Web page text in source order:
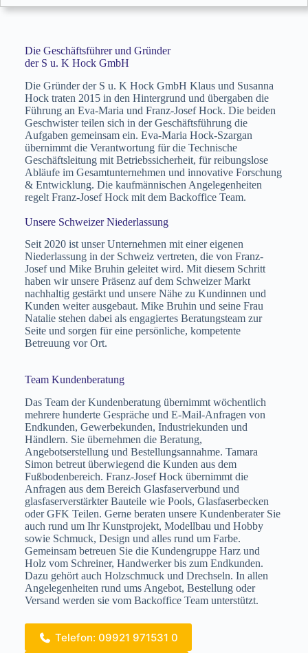
Vermarktung
2005 Patentierung
Neben der Beratungstätigkeit und den
eingegangen Kleinaufträgen bekam die S u.
K Hock GmbH bereits ein Jahr nach der
Gründung Entwicklungsaufträge
zugesprochen. Außerdem entstand bereits
Leichtbaupaletten mit Holzleim und es
wurden weitere Patente mit
ASK Chemie
GmbHfestgelegt, wobei auch ein
Exklusivvertrag zum Verkauf von neuem
Kunststoff geschlossen wurde. Die neu mit
ASK entwickelten und patentierten
Acrylharzewurden anschließend
vermarktet.
Die Geschäftsführer und Gründer
der S u. K Hock GmbH
Die Gründer der S u. K Hock GmbH Klaus und Susanna
Hock traten 2015 in den Hintergrund und übergaben die
Führung an Eva-Maria und Franz-Josef Hock. Die beiden
Geschwister teilen sich in der Geschäftsführung die
Aufgaben gemeinsam ein. Eva-Maria Hock-Szargan
übernimmt die Verantwortung für die Technische
Geschäftsleitung mit Betriebssicherheit, für reibungslose
Abläufe im Gesamtunternehmen und innovative Forschung
& Entwicklung. Die kaufmännischen Angelegenheiten
regelt Franz-Josef Hock mit dem Backoffice Team.
Unsere Schweizer Niederlassung
Seit 2020 ist unser Unternehmen mit einer eigenen
Niederlassung in der Schweiz vertreten, die von Franz-
Josef und Mike Bruhin geleitet wird. Mit diesem Schritt
haben wir unsere Präsenz auf dem Schweizer Markt
nachhaltig gestärkt und unsere Nähe zu Kundinnen und
Kunden weiter ausgebaut. Mike Bruhin und seine Frau
Natalie stehen dabei als engagiertes Beratungsteam zur
Seite und sorgen für eine persönliche, kompetente
Betreuung vor Ort.
Team Kundenberatung
Das Team der Kundenberatung übernimmt wöchentlich
mehrere hunderte Gespräche und E-Mail-Anfragen von
Endkunden, Gewerbekunden, Industriekunden und
Händlern. Sie übernehmen die Beratung,
Angebotserstellung und Bestellungsannahme. Tamara
Simon betreut überwiegend die Kunden aus dem
Fußbodenbereich. Franz-Josef Hock übernimmt die
Anfragen aus dem Bereich Glasfaserverbund und
glasfaserverstärkter Bauteile wie Pools, Glasfaserbecken
oder GFK Teilen. Gerne beraten unsere Kundenberater Sie
auch rund um Ihr Kunstprojekt, Modellbau und Hobby
sowie Schmuck, Design und alles rund um Farbe.
Gemeinsam betreuen Sie die Kundengruppe Harz und
Holz vom Schreiner, Handwerker bis zum Endkunden.
Dazu gehört auch Holzschmuck und Drechseln. In allen
Angelegenheiten rund ums Angebot, Bestellung oder
Versand werden sie vom Backoffice Team unterstützt.
Telefon: 09921 971531 0